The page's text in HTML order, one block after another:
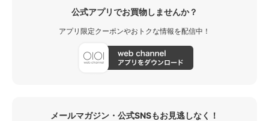
公式アプリでお買物しませんか？
アプリ限定クーポンやおトクな情報を配信中！
メールマガジン・公式SNSもお見逃しなく！